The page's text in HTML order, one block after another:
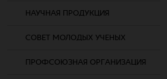
НАУЧНАЯ ПРОДУКЦИЯ
СОВЕТ МОЛОДЫХ УЧЕНЫХ
ПРОФСОЮЗНАЯ ОРГАНИЗАЦИЯ